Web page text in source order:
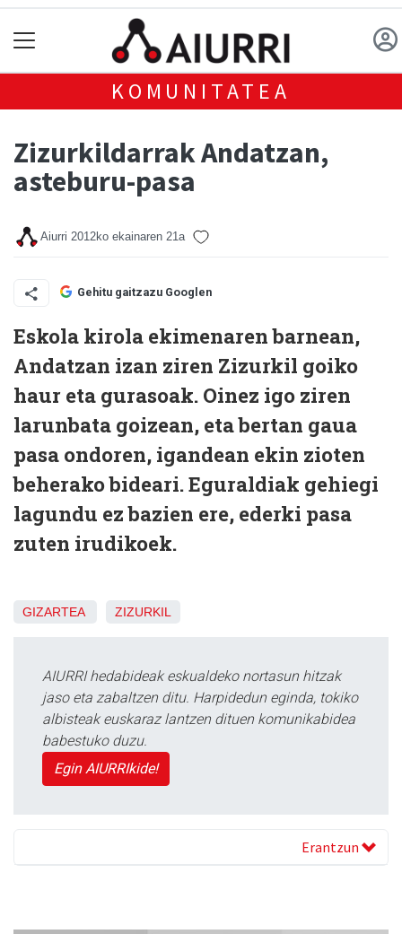
KOMUNITATEA
Zizurkildarrak Andatzan,
asteburu-pasa
Aiurri 2012ko ekainaren 21a
Gehitu gaitzazu Googlen
Eskola kirola ekimenaren barnean,
Andatzan izan ziren Zizurkil goiko
haur eta gurasoak. Oinez igo ziren
larunbata goizean, eta bertan gaua
pasa ondoren, igandean ekin zioten
beherako bideari. Eguraldiak gehiegi
lagundu ez bazien ere, ederki pasa
zuten irudikoek.
GIZARTEA ZIZURKIL
AIURRI hedabideak eskualdeko nortasun hitzak
jaso eta zabaltzen ditu. Harpidedun eginda, tokiko
albisteak euskaraz lantzen dituen komunikabidea
babestuko duzu.
Egin AIURRIkide!
Erantzun